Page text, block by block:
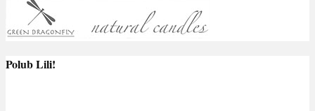
Polub Lili!